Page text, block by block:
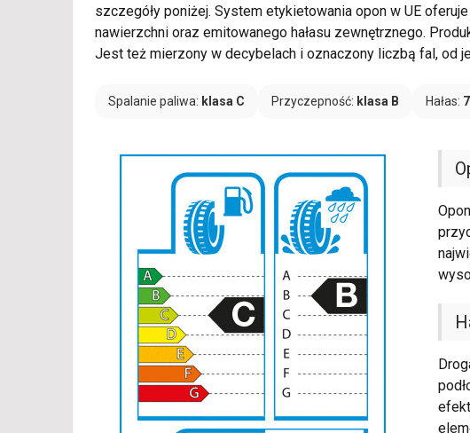
szczegóły poniżej. System etykietowania opon w UE
nawierzchni oraz emitowanego hałasu zewnętrznego.
Jest też mierzony w decybelach i oznaczony liczbą fal, od
Spalanie paliwa: klasa C Przyczepność: klasa B Hałas: